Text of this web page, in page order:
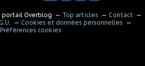
portail Overblog Top articles
Contact
Cookies et données personnelles
Préférences cookies